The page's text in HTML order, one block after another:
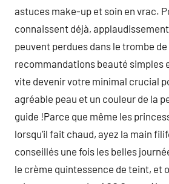
astuces make-up et soin en vrac.
connaissent déjà,
peuvent perdues dans le trombe
recommandations beauté simples
vite devenir votre minimal crucial
agréable peau et un couleur de la
guide !Parce que même les
lorsqu’il fait chaud, ayez la main
conseillés une fois les belles
le crème quintessence de teint, et